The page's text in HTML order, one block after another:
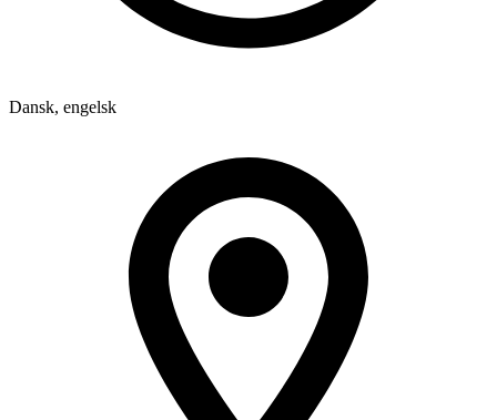
Dansk, engelsk